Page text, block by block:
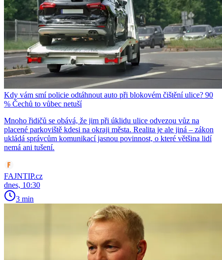
Kdy vám smí policie odtáhnout auto při blokovém čištění ulice? 90
% Čechů to vůbec netuší
Mnoho řidičů se obává, že jim při úklidu ulice odvezou vůz na
placené parkoviště kdesi na okraji města. Realita je ale jiná – zákon
ukládá správcům komunikací jasnou povinnost, o které většina lidí
nemá ani tušení.
FAJNTIP.cz
dnes, 10:30
3 min